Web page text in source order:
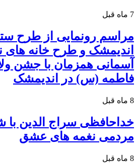
7 ماه قبل
مراسم رونمایی از طرح
اندیمشک و طرح خانه های
آسمانی همزمان با جشن
فاطمه (س) در اندیمشک
8 ماه قبل
خداحافظی سراج الدین با
مردمی نغمه های عشق
8 ماه قبل